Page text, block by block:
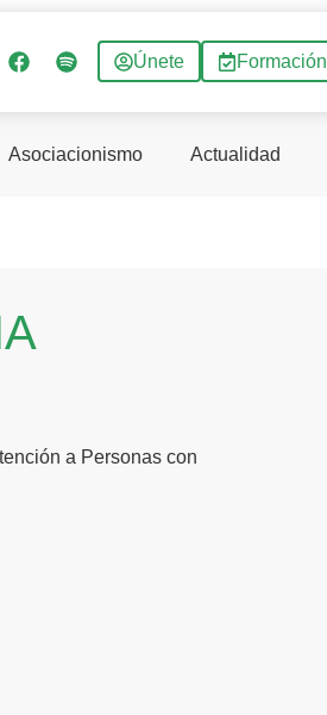
Únete Formación
Asociacionismo Actualidad
a Personas con